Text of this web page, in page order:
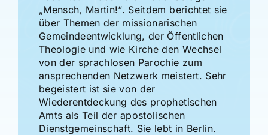
„Mensch, Martin!“. Seitdem berichtet sie
über Themen der missionarischen
Gemeindeentwicklung, der Öffentlichen
Theologie und wie Kirche den Wechsel
von der sprachlosen Parochie zum
ansprechenden Netzwerk meistert. Sehr
begeistert ist sie von der
Wiederentdeckung des prophetischen
Amts als Teil der apostolischen
Dienstgemeinschaft. Sie lebt in Berlin.